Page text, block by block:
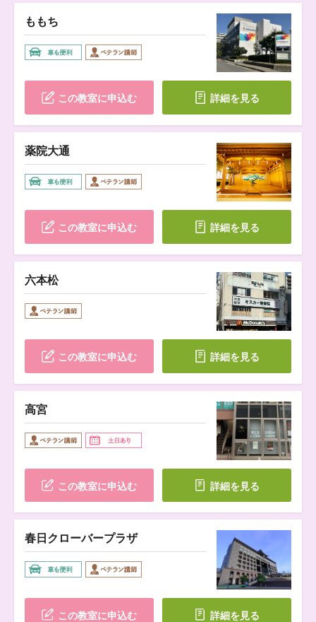
ももち
この教室に申込む 詳細を見る
薬院大通
この教室に申込む 詳細を見る
六本松
この教室に申込む 詳細を見る
高宮
この教室に申込む 詳細を見る
春日クローバープラザ
この教室に申込む 詳細を見る